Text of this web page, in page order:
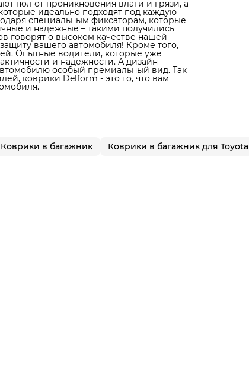
пол от проникновения влаги и грязи, а
идеально подходят под каждую
специальным фиксаторам, которые
и надежные – такими получились
говорят о высоком качестве нашей
вашего автомобиля! Кроме того,
Опытные водители, которые уже
и надежности. А дизайн
особый премиальный вид. Так
коврики Delform - это то, что вам
Коврики в багажник Коврики в багажник для Toyota